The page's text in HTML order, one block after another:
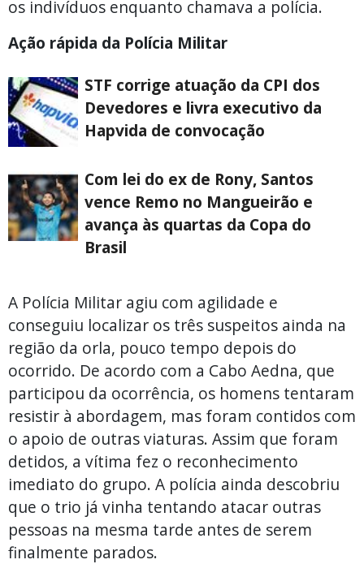
os indivíduos enquanto chamava a polícia.
Ação rápida da Polícia Militar
STF corrige atuação da CPI dos
Devedores e livra executivo da
Hapvida de convocação
Com lei do ex de Rony, Santos
vence Remo no Mangueirão e
avança às quartas da Copa do
Brasil
A Polícia Militar agiu com agilidade e
conseguiu localizar os três suspeitos ainda na
região da orla, pouco tempo depois do
ocorrido. De acordo com a Cabo Aedna, que
participou da ocorrência, os homens tentaram
resistir à abordagem, mas foram contidos com
o apoio de outras viaturas. Assim que foram
detidos, a vítima fez o reconhecimento
imediato do grupo. A polícia ainda descobriu
que o trio já vinha tentando atacar outras
pessoas na mesma tarde antes de serem
finalmente parados.